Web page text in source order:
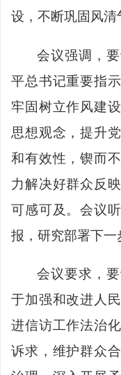
设，不断巩固风清
会议强调，
平总书记重要指
牢固树立作风建
思想观念，提升
和有效性，锲而
力解决好群众反
可感可及。会议
报，研究部署下一
会议要求，
于加强和改进人
进信访工作法治
诉求，维护群众